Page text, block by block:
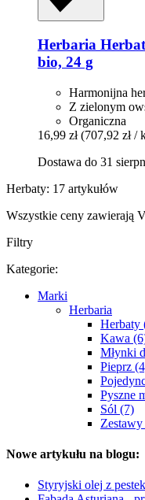
Herbaria
bio, 24 g
Harmonijna
Z zielonym
Organiczna
16,99 zł (707,92 zł /
Dostawa do 31
Herbaty: 17 artykułów
Wszystkie ceny zawierają
Filtry
Kategorie:
Marki
Herbaria
Herbaty
Kawa
Młynki
Pieprz
Pyszne
Sól (7)
Nowe artykułu na blogu:
Styryjski olej z